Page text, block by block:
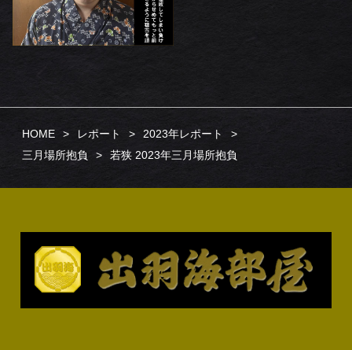
HOME レポート
2023年レポート
三月場所抱負
若狭 2023年三月場所抱負